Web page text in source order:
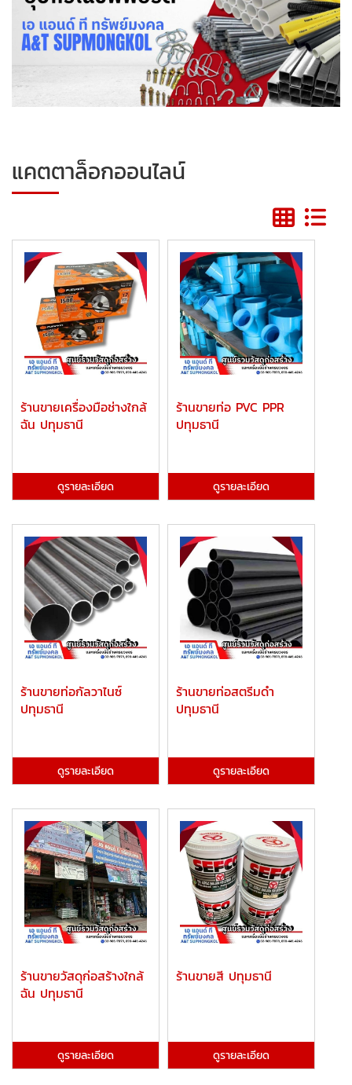
แคตตาล็อกออนไลน์
ร้านขายเครื่องมือช่างใกล้
ฉัน ปทุมธานี
ดูรายละเอียด
ร้านขายท่อ PVC PPR
ปทุมธานี
ดูรายละเอียด
ร้านขายท่อกัลวาไนซ์
ปทุมธานี
ดูรายละเอียด
ร้านขายท่อสตรีมดำ
ปทุมธานี
ดูรายละเอียด
ร้านขายวัสดุก่อสร้างใกล้
ฉัน ปทุมธานี
ดูรายละเอียด
ร้านขายสี ปทุมธานี
ดูรายละเอียด